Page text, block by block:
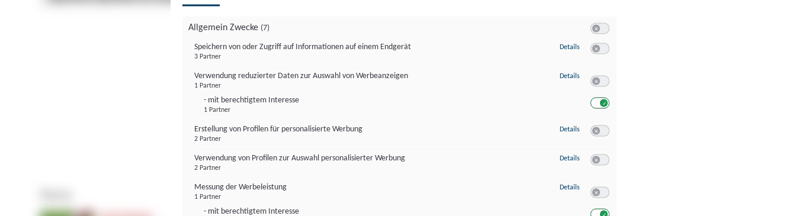
Allgemein Zwecke (7)
Speichern von oder Zugriff auf Informationen auf einem Endgerät
3 Partner
Details zu Speichern von oder Zugriff auf Informationen auf einem Endgerät
Verwendung reduzierter Daten zur Auswahl von Werbeanzeigen
1 Partner
- mit berechtigtem Interesse
1 Partner
Details zu Verwendung reduzierter Daten zur Auswahl von Werbeanzeigen
Erstellung von Profilen für personalisierte Werbung
2 Partner
Details zu Erstellung von Profilen für personalisierte Werbung
Verwendung von Profilen zur Auswahl personalisierter Werbung
2 Partner
Details zu Verwendung von Profilen zur Auswahl personalisierter Werbung
Messung der Werbeleistung
1 Partner
- mit berechtigtem Interesse
Details zu Messung der Werbeleistung